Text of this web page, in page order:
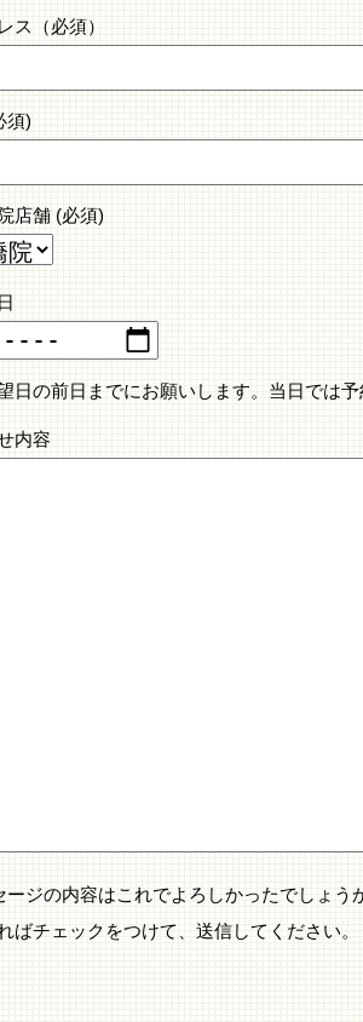
ス（必須）
須)
店舗 (必須)
日の前日までにお願いします。当日では
内容
ージの内容はこれでよろしかったでしょう
ばチェックをつけて、送信してください。